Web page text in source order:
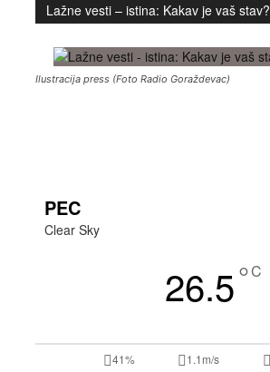
Lažne vesti – istina: Kakav je vaš stav?
Ilustracija press (Foto Radio Goraždevac)
PEC
Clear Sky
26.5°C
41% 1.1m/s